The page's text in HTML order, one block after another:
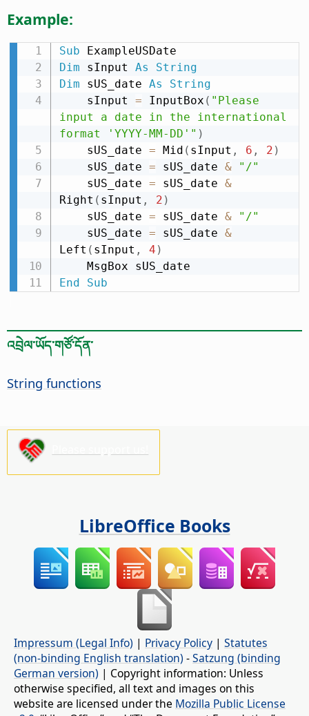
Example:
Sub
Dim sInput As
String
Dim sUS_date As
String
    sInput
= InputBox ( "Please
input a date in the international
format 'YYYY-MM-DD'" )
    sUS_date
= Mid ( sInput , 6 , 2 )
    sUS_date
= sUS_date &
"/"
    sUS_date
= sUS_date &
Right ( sInput , 2 )
    sUS_date
= sUS_date &
"/"
    sUS_date
= sUS_date &
Left ( sInput , 4 )
End
Sub
འབྲེལ་ཡོད་གཙོ་དོན་
String functions
LibreOffice Books
Impressum (Legal Info) | Privacy Policy | Statutes
(non-binding English translation) -Satzung (binding
German version) | Copyright information: Unless
otherwise specified, all text and images on this
website are licensed under the Mozilla Public License